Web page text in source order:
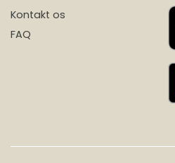
Kontakt os
FAQ